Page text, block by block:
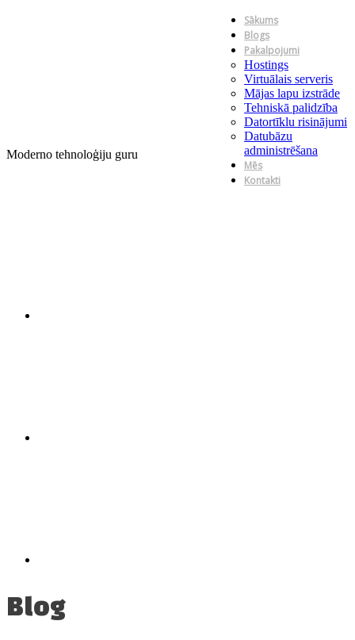
Moderno tehnoloģiju guru
Sākums
Blogs
Pakalpojumi
Hostings
Virtuālais serveris
Mājas lapu izstrāde
Tehniskā palidzība
Datortīklu risinājumi
Datubāzu
administrēšana
Mēs
Kontakti
Blog